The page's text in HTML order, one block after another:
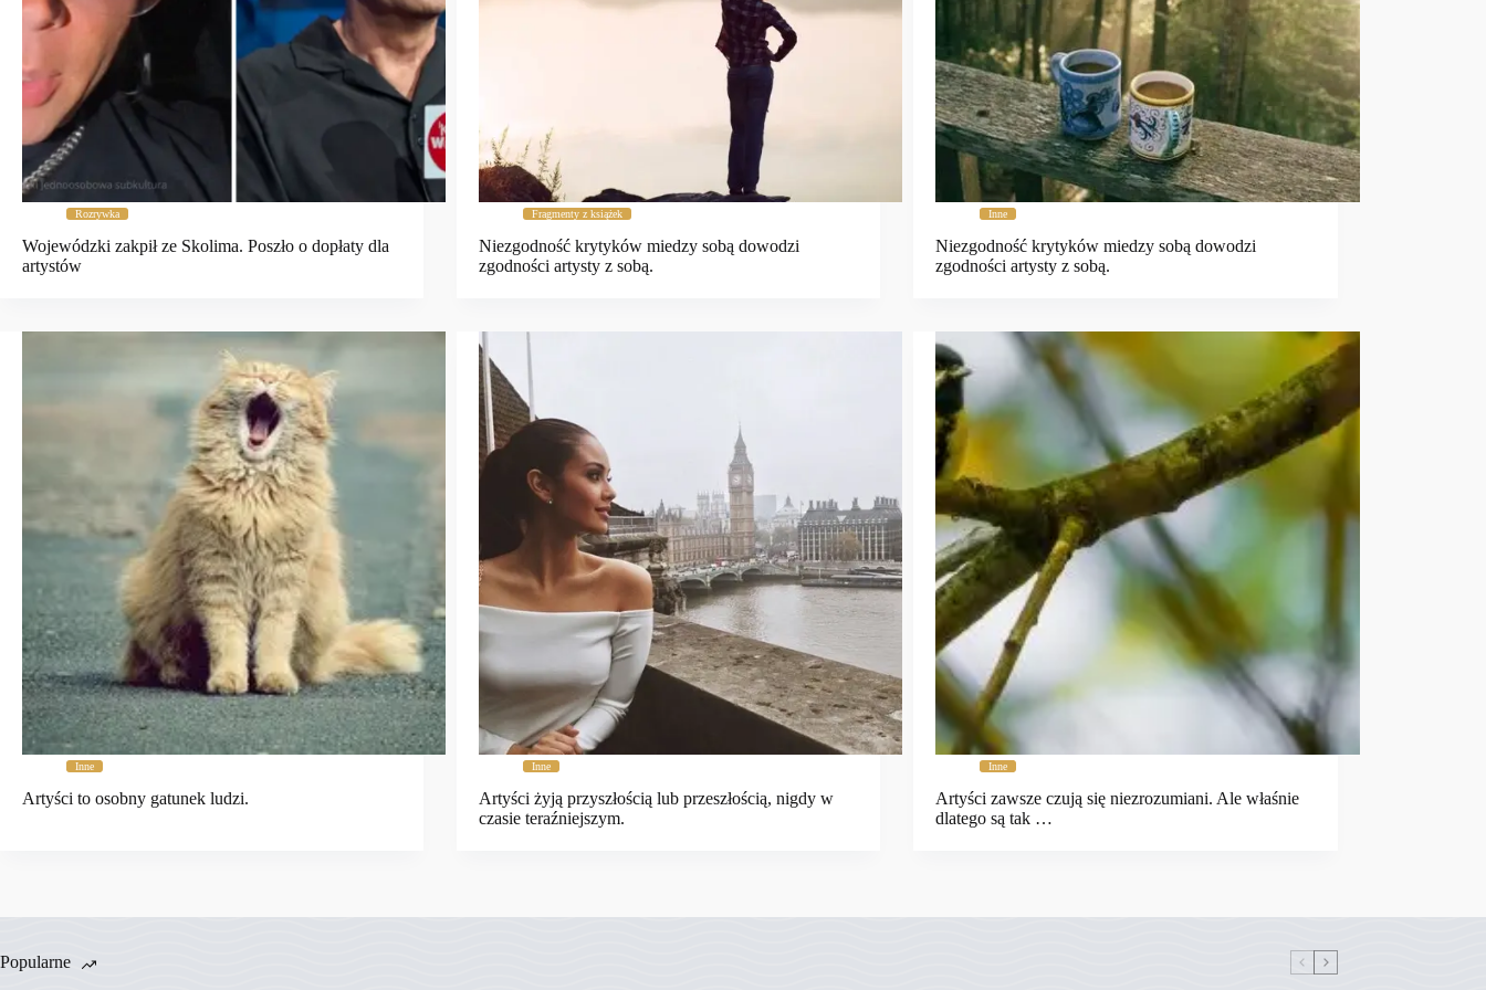
Rozrywka
Wojewódzki zakpił ze Skolima. Poszło o dopłaty dla
artystów
Fragmenty z książek
Niezgodność krytyków miedzy sobą dowodzi
zgodności artysty z sobą.
Inne
Niezgodność krytyków miedzy sobą dowodzi
zgodności artysty z sobą.
Inne
Artyści to osobny gatunek ludzi.
Inne
Artyści żyją przyszłością lub przeszłością, nigdy w
czasie teraźniejszym.
Inne
Artyści zawsze czują się niezrozumiani. Ale właśnie
dlatego są tak …
Popularne